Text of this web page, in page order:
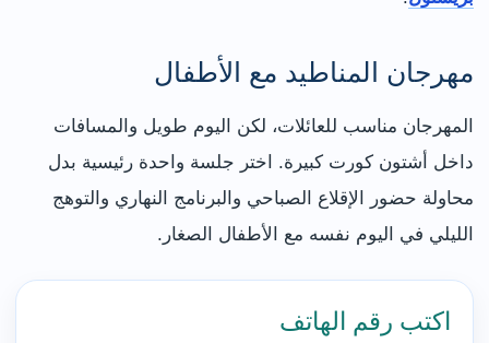
مهرجان المناطيد مع الأطفال
المهرجان مناسب للعائلات، لكن اليوم طويل والمسافات
داخل أشتون كورت كبيرة. اختر جلسة واحدة رئيسية بدل
محاولة حضور الإقلاع الصباحي والبرنامج النهاري والتوهج
الليلي في اليوم نفسه مع الأطفال الصغار.
اكتب رقم الهاتف